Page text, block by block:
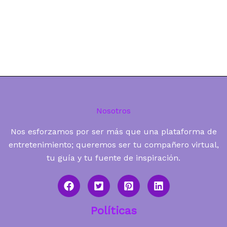
Nosotros
Nos esforzamos por ser más que una plataforma de
entretenimiento; queremos ser tu compañero virtual,
tu guía y tu fuente de inspiración.
Políticas